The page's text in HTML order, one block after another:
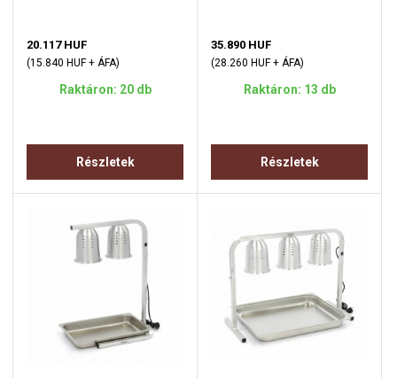
20.117 HUF
(15.840 HUF + ÁFA)
Raktáron: 20 db
Részletek
35.890 HUF
(28.260 HUF + ÁFA)
Raktáron: 13 db
Részletek